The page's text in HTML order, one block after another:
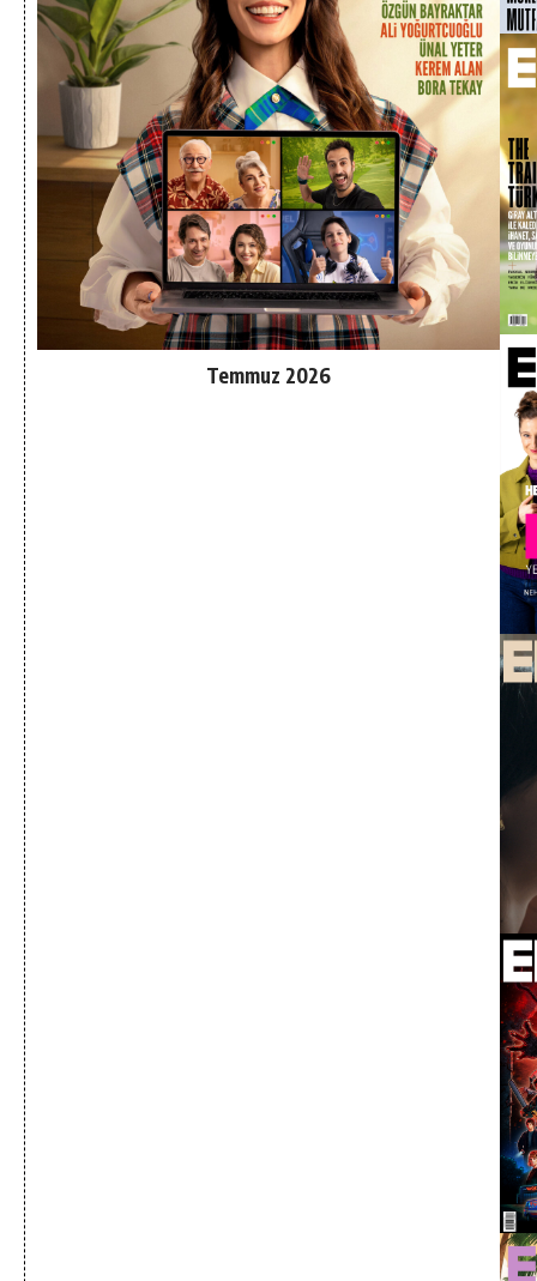
Temmuz 2026